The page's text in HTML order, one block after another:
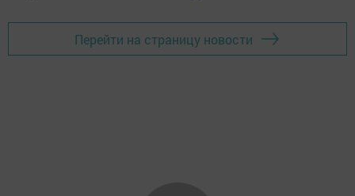
Перейти на страницу новости